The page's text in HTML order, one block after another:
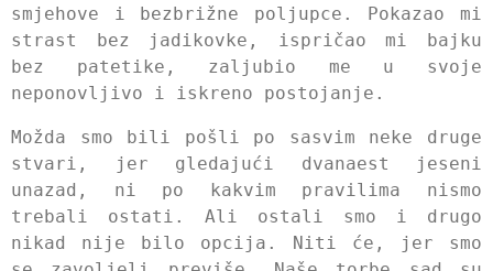
smjehove i bezbrižne poljupce. Pokazao mi
strast bez jadikovke, ispričao mi bajku
bez patetike, zaljubio me u svoje
neponovljivo i iskreno postojanje.
Možda smo bili pošli po sasvim neke druge
stvari, jer gledajući dvanaest jeseni
unazad, ni po kakvim pravilima nismo
trebali ostati. Ali ostali smo i drugo
nikad nije bilo opcija. Niti će, jer smo